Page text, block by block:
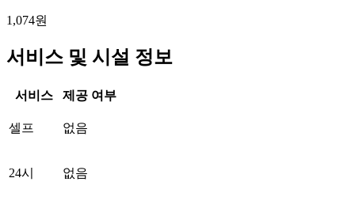
1,074원
서비스 및 시설 정보
서비스 제공 여부
셀프 없음
24시 없음